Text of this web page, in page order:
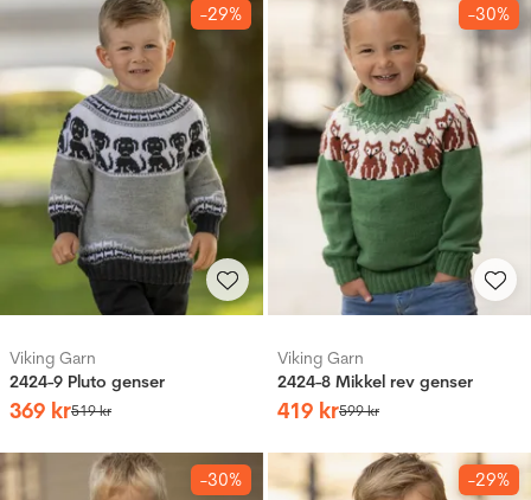
-29%
Viking Garn
2424-9 Pluto genser
369 kr519kr
-30%
Viking Garn
2424-8 Mikkel rev genser
419 kr599kr
-30% -29%